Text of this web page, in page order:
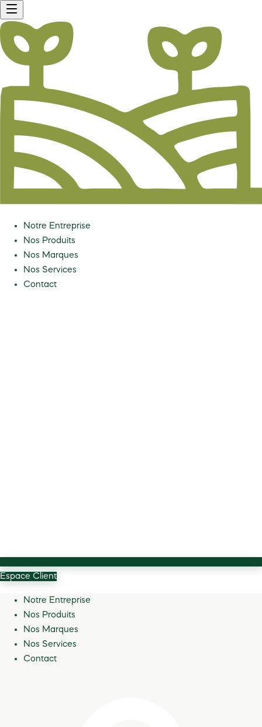
Notre Entreprise
Nos Produits
Nos Marques
Nos Services
Contact
Espace Client
Notre Entreprise
Nos Produits
Nos Marques
Nos Services
Contact